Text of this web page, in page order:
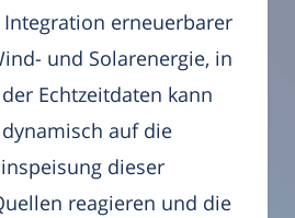
erneuerbarer
und Solarenergie, in
Echtzeitdaten kann
auf die
dieser
reagieren und die